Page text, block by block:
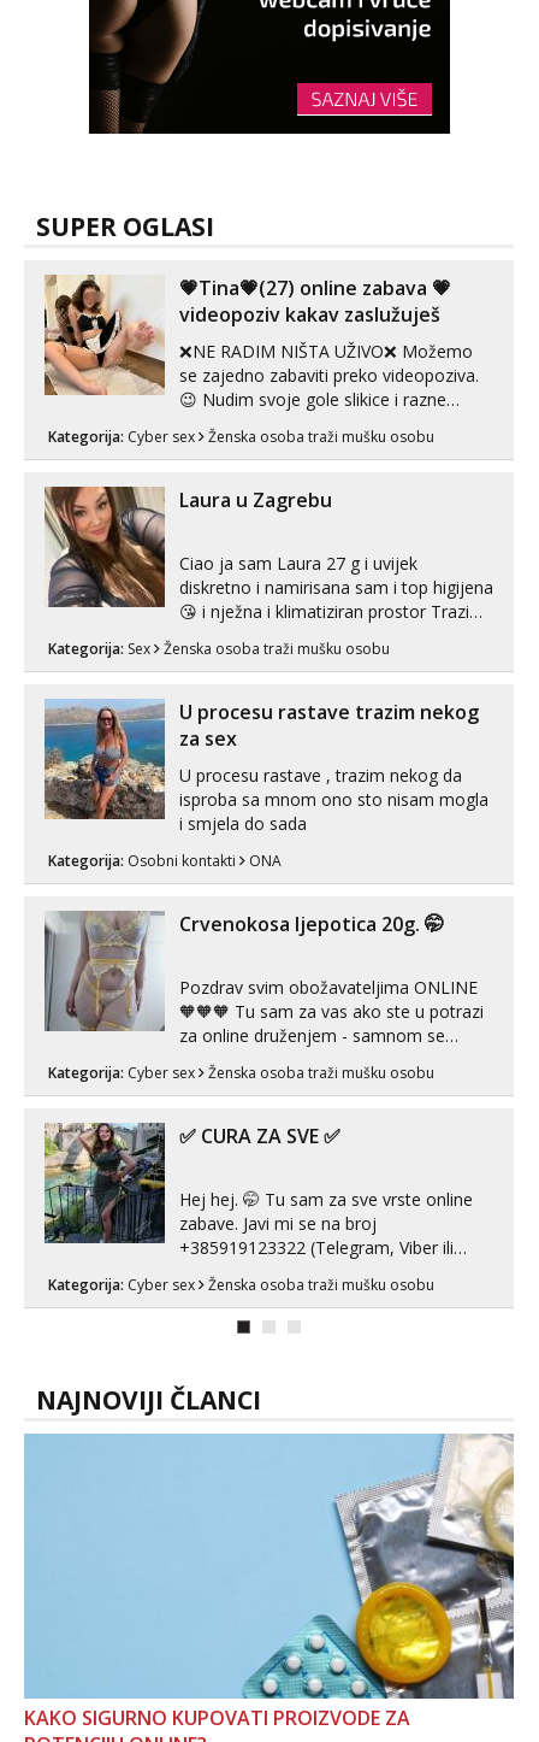
SUPER OGLASI
💗Tina💗(27) online zabava 💗
videopoziv kakav zaslužuješ
❌NE RADIM NIŠTA UŽIVO❌ Možemo
se zajedno zabaviti preko videopoziva.
😉 Nudim svoje gole slikice i razne
videouradke. 🤩 Za online zabavu pošalji
poruku na Whatsapp, Telegram ili Viber.
autentičnosti možeš me vidjeti na
Kategorija: Cyber sex Ženska osoba traži mušku osobu
Laura u Zagrebu
Ciao ja sam Laura 27 g i uvijek
diskretno i namirisana sam i top higijena
😘 i nježna i klimatiziran prostor Trazim
Pusenje i gutanje sperme Erotsko rublje
tijelu Iskljucivo neradim analni !!! I
Kategorija: Sex Ženska osoba traži mušku osobu
U procesu rastave trazim nekog
za sex
U procesu rastave , trazim nekog da
isproba sa mnom ono sto nisam mogla
i smjela do sada
Kategorija: Osobni kontakti ONA
Crvenokosa ljepotica 20g. 🤭
Pozdrav svim obožavateljima ONLINE
🧡🧡🧡 Tu sam za vas ako ste u potrazi
za online druženjem - samnom se
možete zabaviti preko videopoziva, ili
ako vam nisam dovoljna radim i u paru i
😉 Radim i vruća tipkanja uz slike i hot
Kategorija: Cyber sex Ženska osoba traži mušku osobu
✅ CURA ZA SVE ✅
Hej hej. 🤭 Tu sam za sve vrste online
zabave. Javi mi se na broj
+385919123322 (Telegram, Viber ili
Whatsapp). 🤙 NE javljaj se na uzivo.
Hvala.
Kategorija: Cyber sex Ženska osoba traži mušku osobu
NAJNOVIJI ČLANCI
KAKO SIGURNO KUPOVATI PROIZVODE ZA